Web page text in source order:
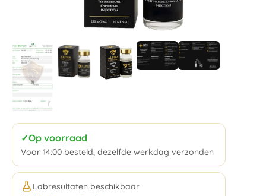
✓Op voorraad
Voor 14:00 besteld, dezelfde werkdag verzonden
Labresultaten beschikbaar